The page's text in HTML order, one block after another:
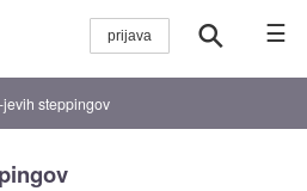
☰
jevih steppingov